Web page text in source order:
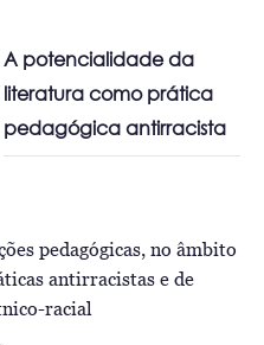
A potencialidade da
literatura como prática
pedagógica antirracista
pedagógicas, no âmbito
antirracistas e de
racial